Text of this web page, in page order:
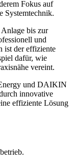
Fokus auf
Systemtechnik.
bis zur
und
ist der effiziente
dafür, wie
vereint.
und DAIKIN
innovative
effiziente Lösung